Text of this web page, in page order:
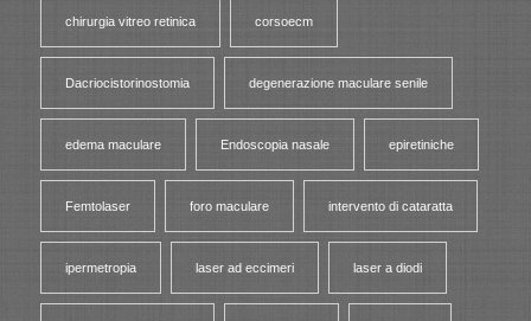
chirurgia vitreo retinica corsoecm
Dacriocistorinostomia degenerazione maculare senile
edema maculare Endoscopia nasale epiretiniche
Femtolaser foro maculare intervento di cataratta
ipermetropia laser ad eccimeri laser a diodi